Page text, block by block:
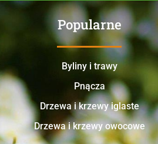
Popularne
Byliny i trawy
Pnącza
Drzewa i krzewy iglaste
Drzewa i krzewy owocowe